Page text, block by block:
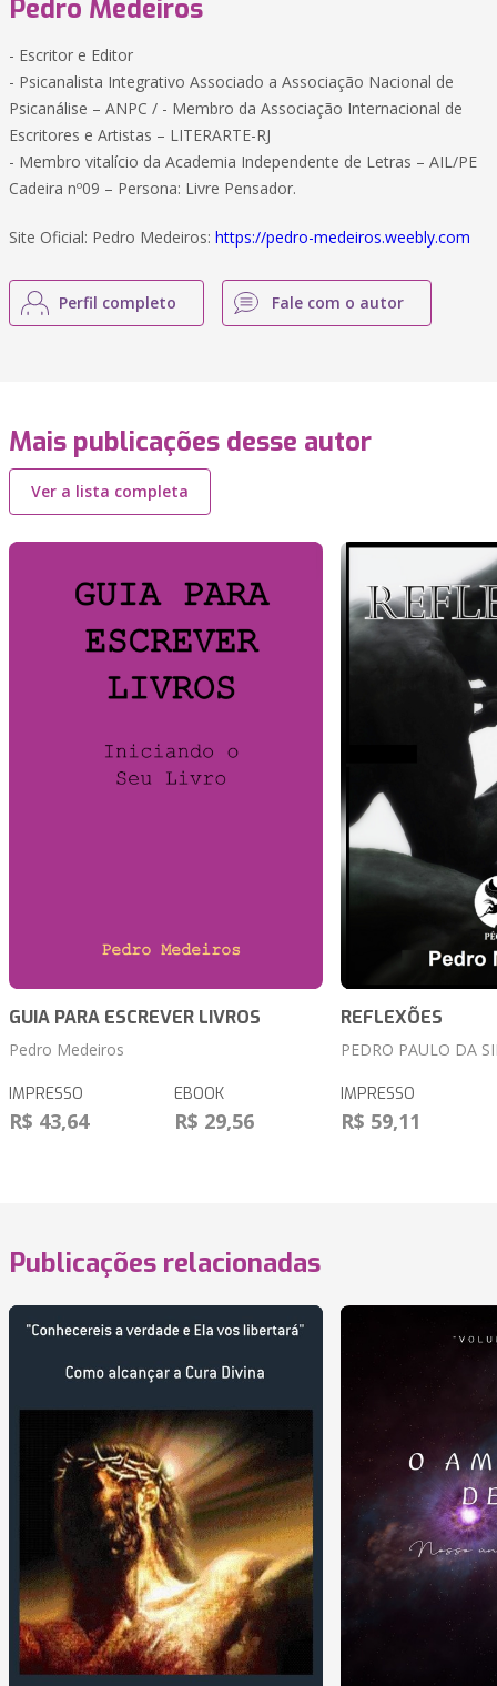
Pedro Medeiros
- Escritor e Editor
- Psicanalista Integrativo Associado a Associação Nacional de
Psicanálise – ANPC / - Membro da Associação Internacional de
Escritores e Artistas – LITERARTE-RJ
- Membro vitalício da Academia Independente de Letras – AIL/PE
Cadeira nº09 – Persona: Livre Pensador.
Site Oficial: Pedro Medeiros: https://pedro-medeiros.weebly.com
Perfil completo Fale com o autor
Mais publicações desse autor
Ver a lista completa
GUIA PARA ESCREVER LIVROS
Pedro Medeiros
IMPRESSO
R$ 43,64
EBOOK
R$ 29,56
REFLEXÕES
PEDRO PAULO DA
IMPRESSO
R$ 59,11
Publicações relacionadas